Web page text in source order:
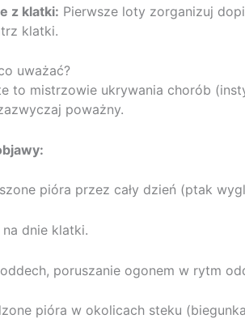
z klatki: Pierwsze loty zorganizuj
klatki.
uważać?
to mistrzowie ukrywania chorób
poważny.
pióra przez cały dzień (ptak
na dnie klatki.
poruszanie ogonem w rytm
pióra w okolicach steku